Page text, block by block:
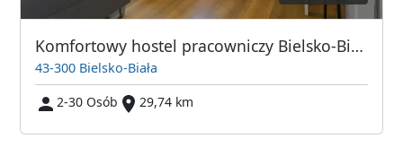
Komfortowy hostel pracowniczy Bielsko-Biała - Partner dla firm i agencji
43-300 Bielsko-Biała
2-30 Osób
29,74 km